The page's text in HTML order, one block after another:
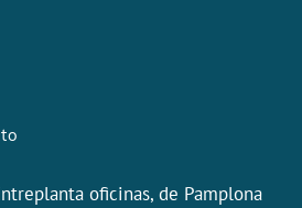
oficinas, de Pamplona